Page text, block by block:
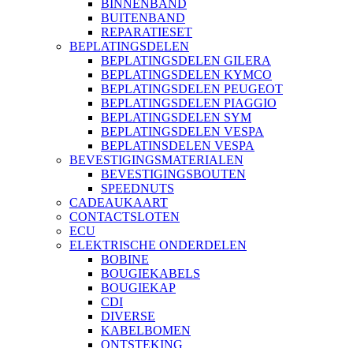
BINNENBAND
BUITENBAND
REPARATIESET
BEPLATINGSDELEN
BEPLATINGSDELEN GILERA
BEPLATINGSDELEN KYMCO
BEPLATINGSDELEN PEUGEOT
BEPLATINGSDELEN PIAGGIO
BEPLATINGSDELEN SYM
BEPLATINGSDELEN VESPA
BEPLATINSDELEN VESPA
BEVESTIGINGSMATERIALEN
BEVESTIGINGSBOUTEN
SPEEDNUTS
CADEAUKAART
CONTACTSLOTEN
ECU
ELEKTRISCHE ONDERDELEN
BOBINE
BOUGIEKABELS
BOUGIEKAP
CDI
DIVERSE
KABELBOMEN
ONTSTEKING